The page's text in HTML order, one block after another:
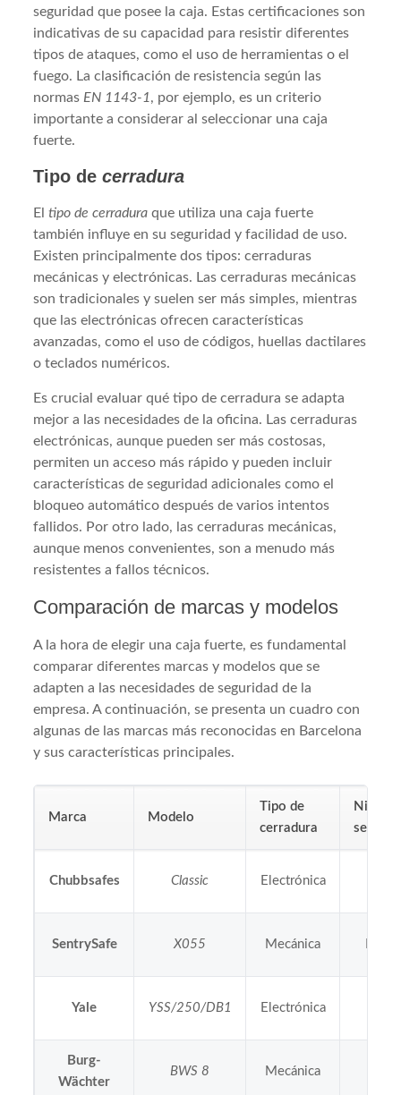
seguridad que posee la caja. Estas certificaciones son
indicativas de su capacidad para resistir diferentes
tipos de ataques, como el uso de herramientas o el
fuego. La clasificación de resistencia según las
normas EN 1143-1, por ejemplo, es un criterio
importante a considerar al seleccionar una caja
fuerte.
Tipo decerradura
Eltipo de cerradura que utiliza una caja fuerte
también influye en su seguridad y facilidad de uso.
Existen principalmente dos tipos: cerraduras
mecánicas y electrónicas. Las cerraduras mecánicas
son tradicionales y suelen ser más simples, mientras
que las electrónicas ofrecen características
avanzadas, como el uso de códigos, huellas dactilares
o teclados numéricos.
Es crucial evaluar qué tipo de cerradura se adapta
mejor a las necesidades de la oficina. Las cerraduras
electrónicas, aunque pueden ser más costosas,
permiten un acceso más rápido y pueden incluir
características de seguridad adicionales como el
bloqueo automático después de varios intentos
fallidos. Por otro lado, las cerraduras mecánicas,
aunque menos convenientes, son a menudo más
resistentes a fallos técnicos.
Comparación de marcas y modelos
A la hora de elegir una caja fuerte, es fundamental
comparar diferentes marcas y modelos que se
adapten a las necesidades de seguridad de la
empresa. A continuación, se presenta un cuadro con
algunas de las marcas más reconocidas en Barcelona
y sus características principales.
Marca Modelo
Tipo de
cerradura
Nivel
Chubbsafes Classic Electrónica
SentrySafe X055 Mecánica
Yale YSS/250/DB1 Electrónica
Burg-
Wächter
BWS 8 Mecánica